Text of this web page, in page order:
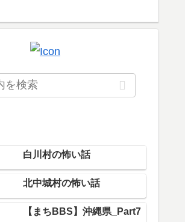
白川村の怖い話
北中城村の怖い話
【まちBBS】沖縄県_Part7